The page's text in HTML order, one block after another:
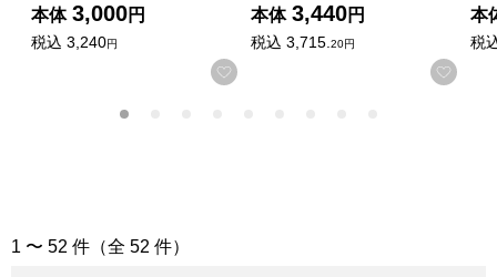
本体 3,000円
税込 3,240円
お気に入りに登録する
本体 3,440円
税込 3,715.20円
お気
本
税
「洋菓子」の商品一覧
1 〜 52 件（全 52 件）